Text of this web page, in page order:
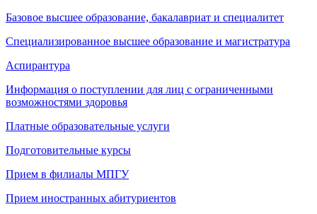
Базовое высшее образование, бакалавриат и специалитет
Специализированное высшее образование и магистратура
Аспирантура
Информация о поступлении для лиц с ограниченными
возможностями здоровья
Платные образовательные услуги
Подготовительные курсы
Прием в филиалы МПГУ
Прием иностранных абитуриентов